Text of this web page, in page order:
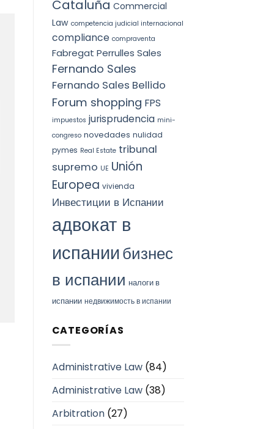
Cataluña Commercial
Law competencia judicial internacional
compliance compraventa
Fabregat Perrulles Sales
Fernando Sales
Fernando Sales Bellido
Forum shopping FPS
impuestos jurisprudencia mini-
congreso novedades nulidad
pymes Real Estate tribunal
supremo UE Unión
Europea vivienda
Инвестиции в Испании
адвокат в
испаниибизнес
в испании налоги в
испании недвижимость в испании
CATEGORÍAS
Administrative Law(84)
Administrative Law(38)
Arbitration(27)